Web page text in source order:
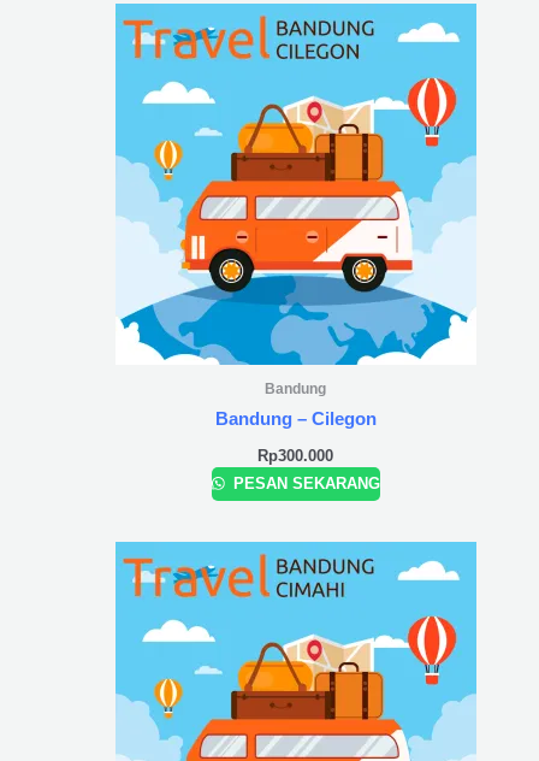
Bandung
Bandung – Cilegon
Rp300.000
PESAN SEKARANG